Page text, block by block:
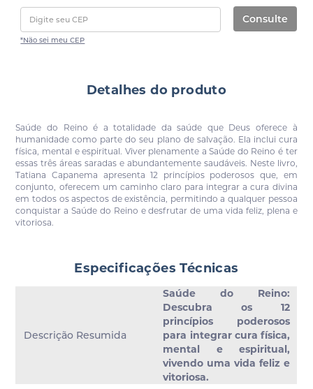
Consulte
*Não sei meu CEP
Detalhes do produto
Saúde do Reino é a totalidade da saúde que Deus oferece à
humanidade como parte do seu plano de salvação. Ela inclui cura
física, mental e espiritual. Viver plenamente a Saúde do Reino é ter
essas três áreas saradas e abundantemente saudáveis. Neste livro,
Tatiana Capanema apresenta 12 princípios poderosos que, em
conjunto, oferecem um caminho claro para integrar a cura divina
em todos os aspectos de existência, permitindo a qualquer pessoa
conquistar a Saúde do Reino e desfrutar de uma vida feliz, plena e
vitoriosa.
Especificações Técnicas
Descrição Resumida
Saúde do Reino:
Descubra os 12
princípios poderosos
para integrar cura física,
mental e espiritual,
vivendo uma vida feliz e
vitoriosa.